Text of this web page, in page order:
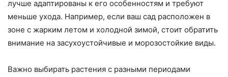
лучше адаптированы к его особенностям и требуют
меньше ухода. Например, если ваш сад расположен в
зоне с жарким летом и холодной зимой, стоит обратить
внимание на засухоустойчивые и морозостойкие виды.
Важно выбирать растения с разными периодами